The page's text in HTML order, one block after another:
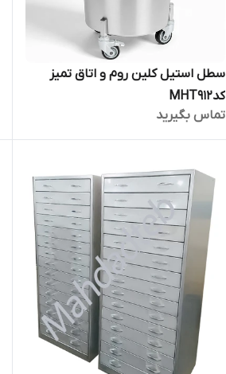
سطل استیل کلین روم و اتاق تمیز
کدMHT912
تماس بگیرید